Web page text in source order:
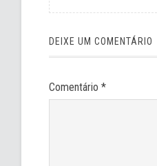
DEIXE UM COMENTÁRIO
Comentário*